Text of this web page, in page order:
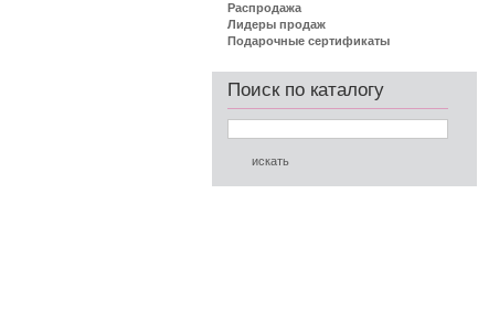
Распродажа
Лидеры продаж
Подарочные сертификаты
Поиск по каталогу